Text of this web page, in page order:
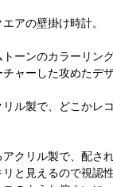
アの壁掛け時計。
ーンのカラーリン
チャーした攻めた
ル製で、どこかレ
クリル製で、配さ
と見えるので視認